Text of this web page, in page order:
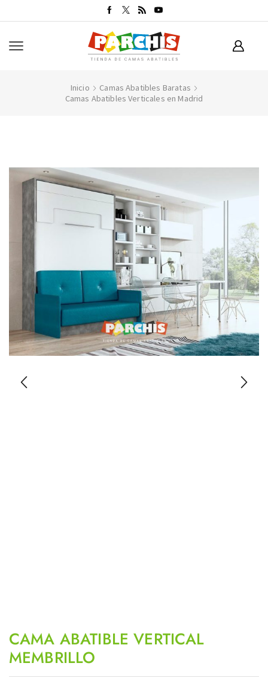
Inicio
Camas Abatibles Baratas
Camas Abatibles Verticales en Madrid
CAMA ABATIBLE VERTICAL
MEMBRILLO